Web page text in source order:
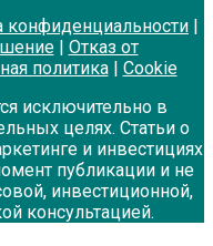
конфиденциальности |
| Отказ от
политика| Cookie
исключительно в
целях. Статьи о
и инвестициях
публикации и не
инвестиционной,
консультацией.